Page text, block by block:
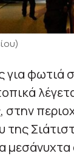
για φωτιά
στην
της